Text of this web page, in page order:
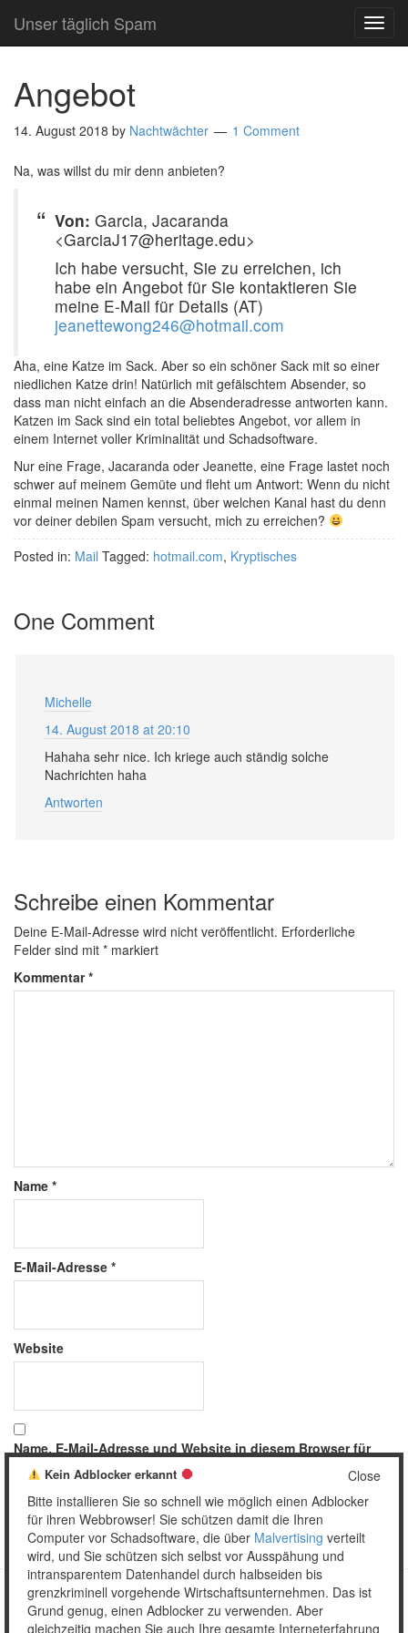
Unser täglich Spam
Angebot
14. August 2018 by Nachtwächter 1 Comment
Na, was willst du mir denn anbieten?
Von: Garcia, Jacaranda
<GarciaJ17@heritage.edu>
Ich habe versucht, Sie zu erreichen, ich
habe ein Angebot für Sie kontaktieren Sie
meine E-Mail für Details (AT)
jeanettewong246@hotmail.com​​
Aha, eine Katze im Sack. Aber so ein schöner Sack mit so einer
niedlichen Katze drin! Natürlich mit gefälschtem Absender, so
dass man nicht einfach an die Absenderadresse antworten kann.
Katzen im Sack sind ein total beliebtes Angebot, vor allem in
einem Internet voller Kriminalität und Schadsoftware.
Nur eine Frage, Jacaranda oder Jeanette, eine Frage lastet noch
schwer auf meinem Gemüte und fleht um Antwort: Wenn du nicht
einmal meinen Namen kennst, über welchen Kanal hast du denn
vor deiner debilen Spam versucht, mich zu erreichen?
Posted in: Mail Tagged: hotmail.com, Kryptisches
One Comment
Michelle
14. August 2018 at 20:10
Hahaha sehr nice. Ich kriege auch ständig solche
Nachrichten haha
Antworten
Schreibe einen Kommentar
Deine E-Mail-Adresse wird nicht veröffentlicht. Erforderliche
Felder sind mit * markiert
Kommentar*
Name *
E-Mail-Adresse *
Website
Name, E-Mail-Adresse und Website in diesem Browser für
meinen nächsten Kommentar speichern.
Copyright © 2026 Unser täglich Spam.
Close
Kein Adblocker erkannt
Bitte installieren Sie so schnell wie möglich einen Adblocker
für ihren Webbrowser! Sie schützen damit die Ihren
Computer vor Schadsoftware, die über Malvertising verteilt
wird, und Sie schützen sich selbst vor Ausspähung und
intransparentem Datenhandel durch halbseiden bis
grenzkriminell vorgehende Wirtschaftsunternehmen. Das ist
Grund genug, einen Adblocker zu verwenden. Aber
gleichzeitig machen Sie auch Ihre gesamte Interneterfahrung